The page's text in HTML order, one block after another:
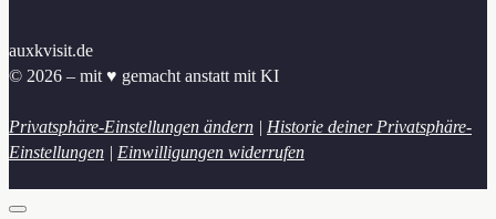
auxkvisit.de
© 2026 – mit ♥︎ gemacht anstatt mit KI
Privatsphäre-Einstellungen ändern | Historie deiner Privatsphäre-
Einstellungen | Einwilligungen widerrufen